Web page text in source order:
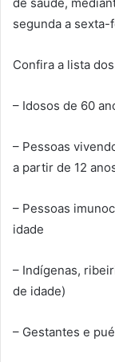
segunda a
Confira a lista
– Idosos de 60
– Pessoas
a partir de 12
– Pessoas
idade
– Indígenas,
de idade)
– Gestantes e